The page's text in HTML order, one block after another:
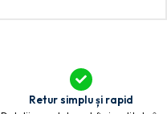
Retur simplu și rapid